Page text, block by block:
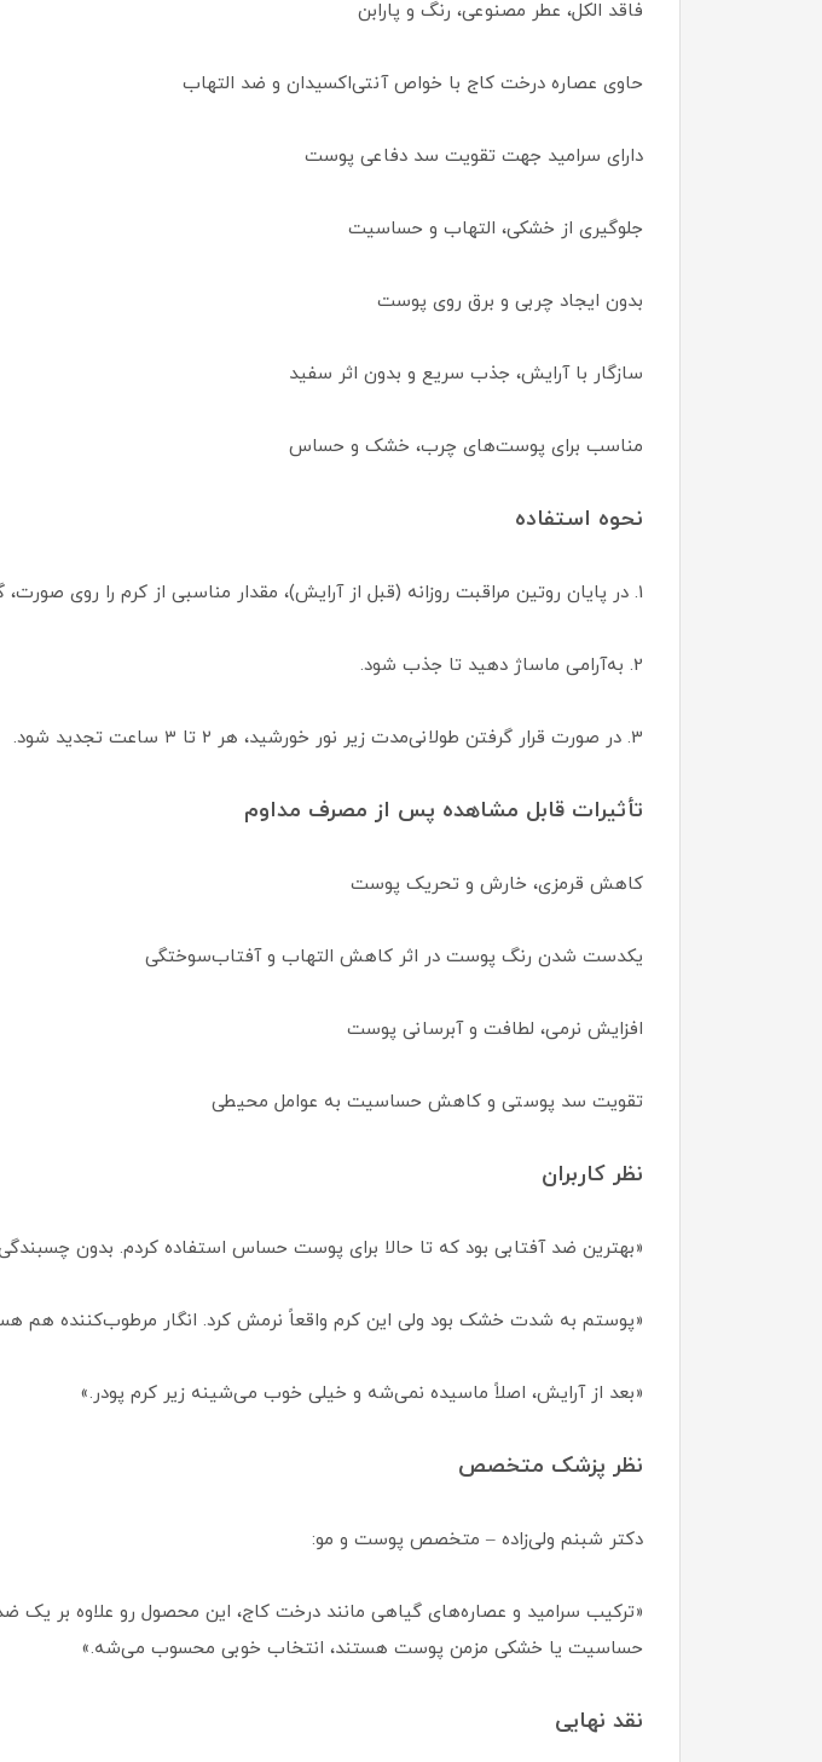
فاقد الکل، عطر مصنوعی، رنگ و پارابن
حاوی عصاره درخت کاج با خواص آنتی‌اکسیدان و ضد التهاب
دارای سرامید جهت تقویت سد دفاعی پوست
جلوگیری از خشکی، التهاب و حساسیت
بدون ایجاد چربی و برق روی پوست
سازگار با آرایش، جذب سریع و بدون اثر سفید
مناسب برای پوست‌های چرب، خشک و حساس
نحوه استفاده
1. در پایان روتین مراقبت روزانه (قبل از آرایش)، مقدار مناسبی از کرم را روی صورت، گردن و گوش‌ها بزنید.
2. به‌آرامی ماساژ دهید تا جذب شود.
3. در صورت قرار گرفتن طولانی‌مدت زیر نور خورشید، هر ۲ تا ۳ ساعت تجدید شود.
تأثیرات قابل مشاهده پس از مصرف مداوم
کاهش قرمزی، خارش و تحریک پوست
یکدست شدن رنگ پوست در اثر کاهش التهاب و آفتاب‌سوختگی
افزایش نرمی، لطافت و آبرسانی پوست
تقویت سد پوستی و کاهش حساسیت به عوامل محیطی
نظر کاربران
«بهترین ضد آفتابی بود که تا حالا برای پوست حساس استفاده کردم. بدون
«پوستم به شدت خشک بود ولی این کرم واقعاً نرمش کرد. انگار مرطوب‌کننده هم
«بعد از آرایش، اصلاً ماسیده نمی‌شه و خیلی خوب می‌شینه زیر کرم پودر.»
نظر پزشک متخصص
دکتر شبنم ولی‌زاده – متخصص پوست و مو:
«ترکیب سرامید و عصاره‌های گیاهی مانند درخت کاج، این محصول رو علاوه بر یک
حساسیت یا خشکی مزمن پوست هستند، انتخاب خوبی محسوب می‌شه.»
نقد نهایی